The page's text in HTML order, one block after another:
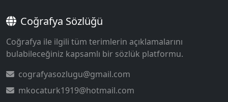
Coğrafya Sözlüğü
Coğrafya ile ilgili tüm terimlerin açıklamalarını
bulabileceğiniz kapsamlı bir sözlük platformu.
cografyasozlugu@gmail.com
mkocaturk1919@hotmail.com